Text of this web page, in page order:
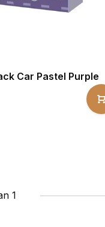
Car Pastel Purple
1